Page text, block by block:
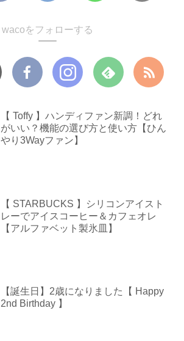
wacoをフォローする
【 Toffy 】ハンディファン新調！どれ
がいい？機能の選び方と使い方【ひん
やり3Wayファン】
【 STARBUCKS 】シリコンアイスト
レーでアイスコーヒー＆カフェオレ
【アルファベット製氷皿】
【誕生日】2歳になりました【 Happy
2nd Birthday 】